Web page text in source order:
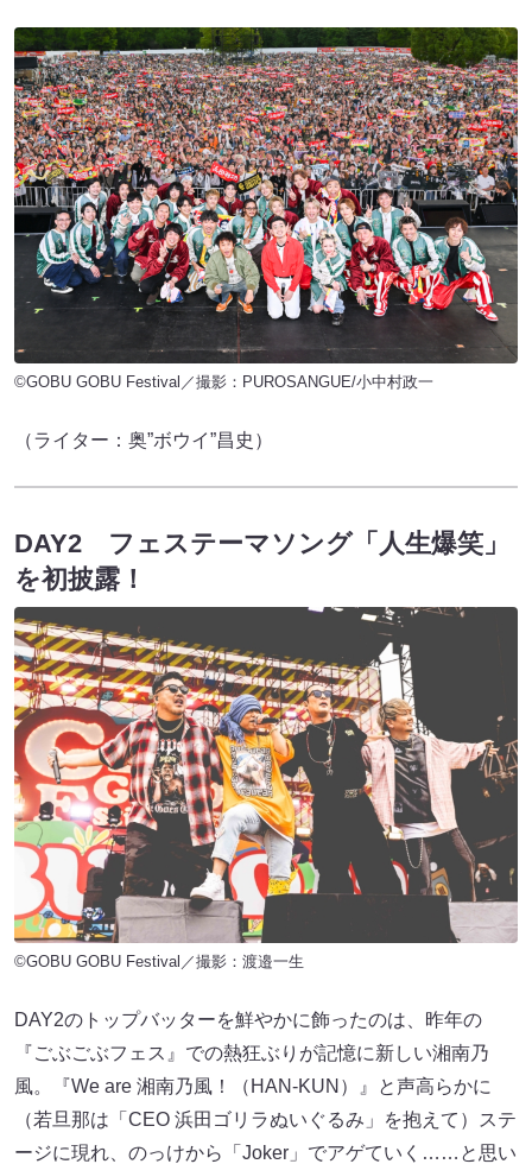
©GOBU GOBU Festival／撮影：PUROSANGUE/小中村政一
（ライター：奥”ボウイ”昌史）
DAY2 フェステーマソング「人生爆笑」
を初披露！
©GOBU GOBU Festival／撮影：渡邉一生
DAY2のトップバッターを鮮やかに飾ったのは、昨年の
『ごぶごぶフェス』での熱狂ぶりが記憶に新しい湘南乃
風。『We are 湘南乃風！（HAN-KUN）』と声高らかに
（若旦那は「CEO 浜田ゴリラぬいぐるみ」を抱えて）ステ
ージに現れ、のっけから「Joker」でアゲていく……と思い